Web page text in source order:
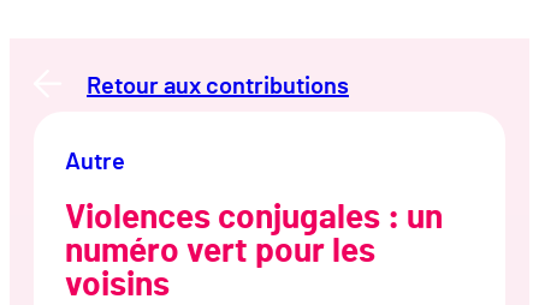
Retour aux contributions
Autre
Violences conjugales : un
numéro vert pour les
voisins